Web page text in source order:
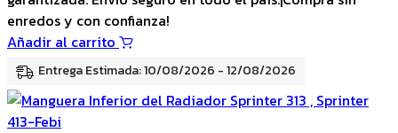
enredos y con confianza!
Añadir al carrito
Entrega Estimada: 10/08/2026 - 12/08/2026